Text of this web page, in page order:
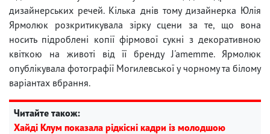
дизайнерських речей. Кілька днів тому дизайнерка Юлія
Ярмолюк розкритикувала зірку сцени за те, що вона
носить підроблені копії фірмової сукні з декоративною
квіткою на животі від її бренду J'amemme. Ярмолюк
опублікувала фотографії Могилевської у чорному та білому
варіантах вбрання.
Читайте також:
Хайді Клум показала рідкісні кадри із молодшою ​​